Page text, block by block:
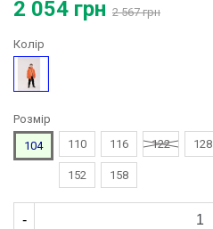
2 054 грн 2 567 грн
Колір
Помаранчевий
Розмір
104
110 116 122 128
152 158
-